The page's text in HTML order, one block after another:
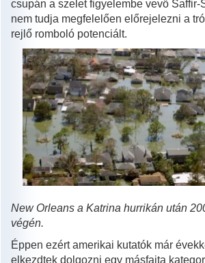
csupán a szelet figyelembe vevő Saffir-
nem tudja megfelelően előrejelezni a
rejlő romboló potenciált.
New Orleans a Katrina hurrikán után
végén.
Éppen ezért amerikai kutatók már
elkezdtek dolgozni egy másfajta